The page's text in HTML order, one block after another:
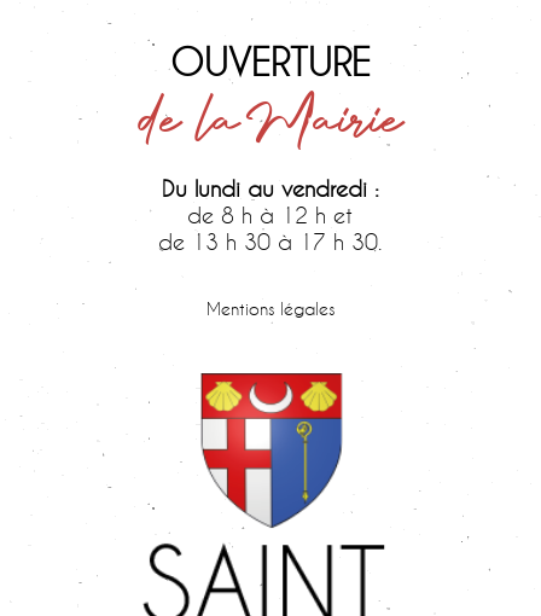
OUVERTURE
de la Mairie
Du lundi au vendredi :
de 8 h à 12 h et
de 13 h 30 à 17 h 30.
Mentions légales